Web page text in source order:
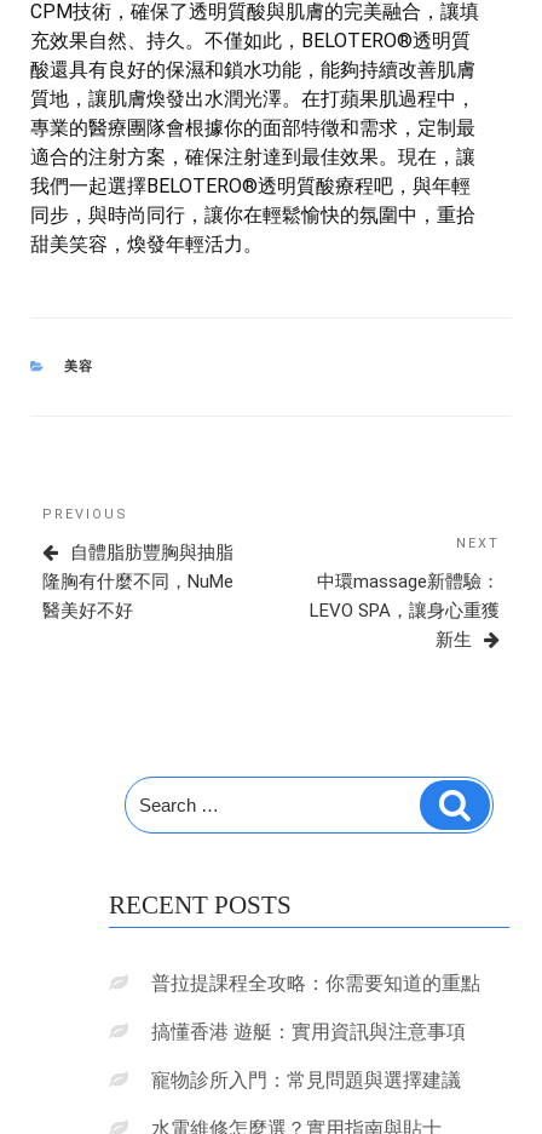
CPM技術，確保了透明質酸與肌膚的完美融合，讓填
充效果自然、持久。不僅如此，BELOTERO®透明質
酸還具有良好的保濕和鎖水功能，能夠持續改善肌膚
質地，讓肌膚煥發出水潤光澤。在打蘋果肌過程中，
專業的醫療團隊會根據你的面部特徵和需求，定制最
適合的注射方案，確保注射達到最佳效果。現在，讓
我們一起選擇BELOTERO®透明質酸療程吧，與年輕
同步，與時尚同行，讓你在輕鬆愉快的氛圍中，重拾
甜美笑容，煥發年輕活力。
CATEGORIES
美容
navigation
Previous
Post
PREVIOUS
自體脂肪豐胸與抽脂
隆胸有什麼不同，NuMe
醫美好不好
NEXT
中環massage新體驗：
LEVO SPA，讓身心重獲
新生
Search
for:
Search
RECENT POSTS
普拉提課程全攻略：你需要知道的重點
搞懂香港 遊艇：實用資訊與注意事項
寵物診所入門：常見問題與選擇建議
水電維修怎麼選？實用指南與貼士